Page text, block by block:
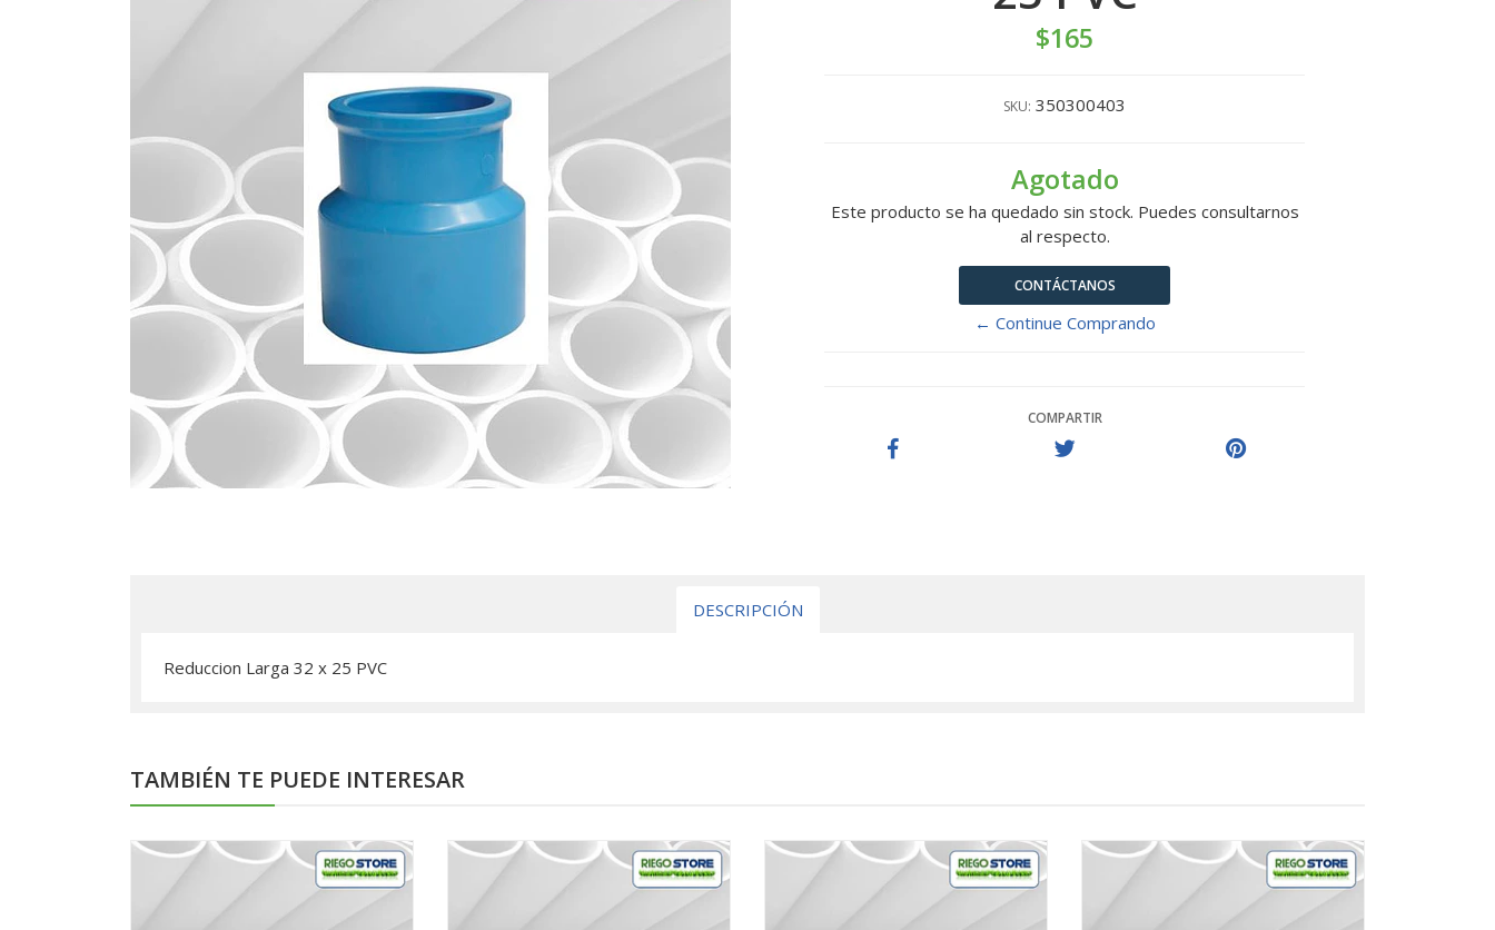
$165
SKU: 350300403
Agotado
Este producto se ha quedado sin stock. Puedes consultarnos
al respecto.
CONTÁCTANOS
← Continue Comprando
COMPARTIR
DESCRIPCIÓN
Reduccion Larga 32 x 25 PVC
TAMBIÉN TE PUEDE INTERESAR